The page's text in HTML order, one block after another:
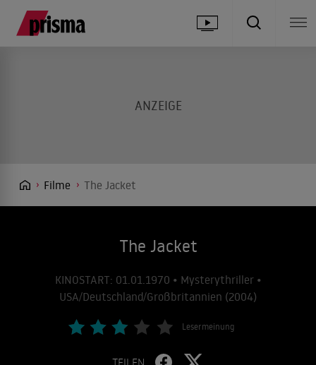
Filme The Jacket
The Jacket
KINOSTART: 01.01.1970 • Mysterythriller •
USA/Deutschland/Großbritannien (2004)
Lesermeinung
TEILEN